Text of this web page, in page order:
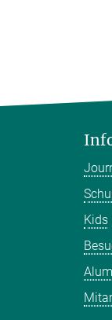
Kids